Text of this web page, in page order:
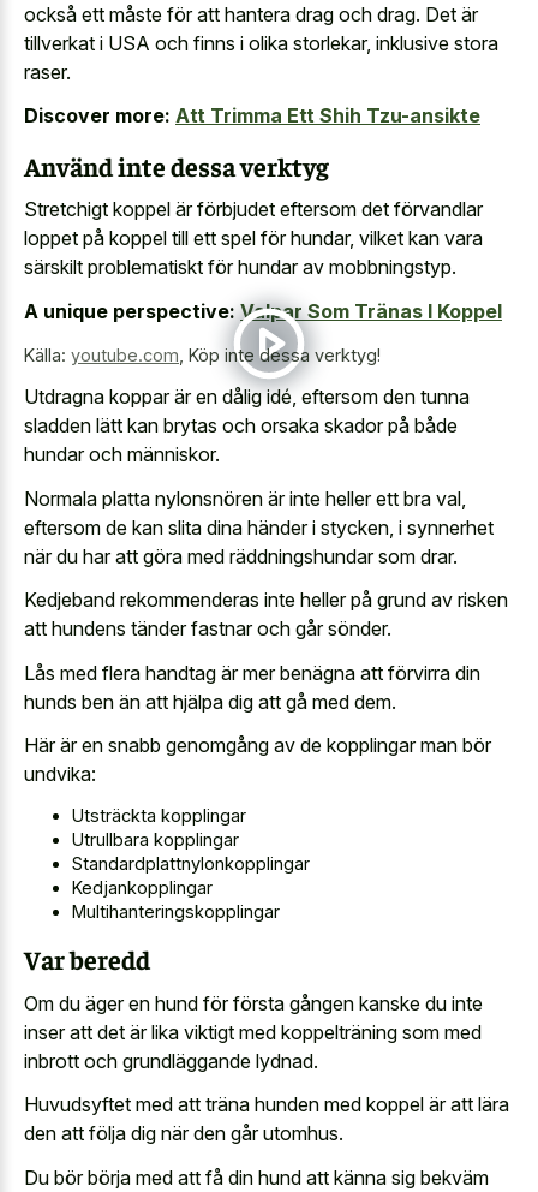
också ett måste för att hantera drag och drag. Det är
tillverkat i USA och finns i olika storlekar, inklusive stora
raser.
Discover more: Att Trimma Ett Shih Tzu-ansikte
Använd inte dessa verktyg
Stretchigt koppel är förbjudet eftersom det förvandlar
loppet på koppel till ett spel för hundar, vilket kan vara
särskilt problematiskt för hundar av mobbningstyp.
A unique perspective: Valpar Som Tränas I Koppel
Källa: youtube.com Köp inte dessa verktyg!
Utdragna koppar är en dålig idé, eftersom den tunna
sladden lätt kan brytas och orsaka skador på både
hundar och människor.
Normala platta nylonsnören är inte heller ett bra val,
eftersom de kan slita dina händer i stycken, i synnerhet
när du har att göra med räddningshundar som drar.
Kedjeband rekommenderas inte heller på grund av risken
att hundens tänder fastnar och går sönder.
Lås med flera handtag är mer benägna att förvirra din
hunds ben än att hjälpa dig att gå med dem.
Här är en snabb genomgång av de kopplingar man bör
undvika:
Utsträckta kopplingar
Utrullbara kopplingar
Standardplattnylonkopplingar
Kedjankopplingar
Multihanteringskopplingar
Var beredd
Om du äger en hund för första gången kanske du inte
inser att det är lika viktigt med koppelträning som med
inbrott och grundläggande lydnad.
Huvudsyftet med att träna hunden med koppel är att lära
den att följa dig när den går utomhus.
Du bör börja med att få din hund att känna sig bekväm